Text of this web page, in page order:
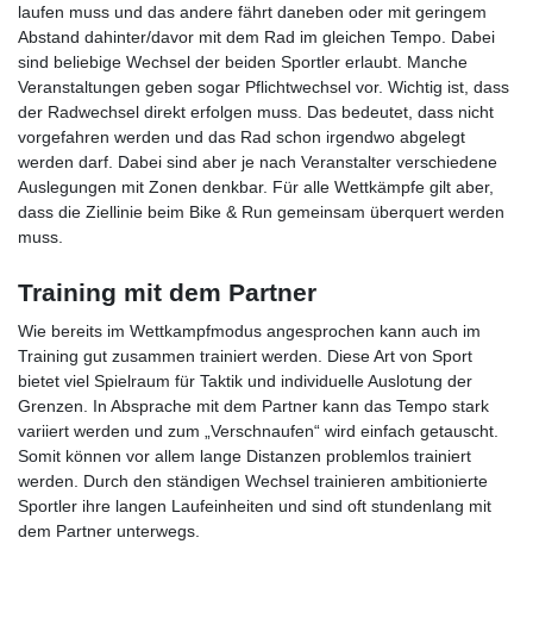
laufen muss und das andere fährt daneben oder mit geringem
Abstand dahinter/davor mit dem Rad im gleichen Tempo. Dabei
sind beliebige Wechsel der beiden Sportler erlaubt. Manche
Veranstaltungen geben sogar Pflichtwechsel vor. Wichtig ist, dass
der Radwechsel direkt erfolgen muss. Das bedeutet, dass nicht
vorgefahren werden und das Rad schon irgendwo abgelegt
werden darf. Dabei sind aber je nach Veranstalter verschiedene
Auslegungen mit Zonen denkbar. Für alle Wettkämpfe gilt aber,
dass die Ziellinie beim Bike & Run gemeinsam überquert werden
muss.
Training mit dem Partner
Wie bereits im Wettkampfmodus angesprochen kann auch im
Training gut zusammen trainiert werden. Diese Art von Sport
bietet viel Spielraum für Taktik und individuelle Auslotung der
Grenzen. In Absprache mit dem Partner kann das Tempo stark
variiert werden und zum „Verschnaufen“ wird einfach getauscht.
Somit können vor allem lange Distanzen problemlos trainiert
werden. Durch den ständigen Wechsel trainieren ambitionierte
Sportler ihre langen Laufeinheiten und sind oft stundenlang mit
dem Partner unterwegs.